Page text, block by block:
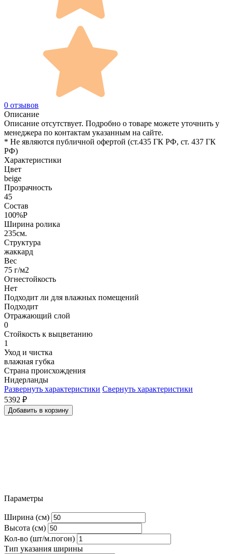
0 отзывов
Описание
Описание отсутствует. Подробно о товаре можете уточнить у
менеджера по контактам указанным на сайте.
* Не являются публичной офертой (ст.435 ГК РФ, cт. 437 ГК
РФ)
Характеристики
Цвет
beige
Прозрачность
45
Состав
100%P
Ширина ролика
235см.
Структура
жаккард
Вес
75 г/м2
Огнестойкость
Нет
Подходит ли для влажных помещений
Подходит
Отражающий слой
0
Стойкость к выцветанию
1
Уход и чистка
влажная губка
Страна происхождения
Нидерланды
Развернуть характеристики Свернуть характеристики
5392 ₽
Добавить в корзину
Параметры
Ширина (см)
Высота (см)
Кол-во (шт/м.погон)
Тип указания ширины